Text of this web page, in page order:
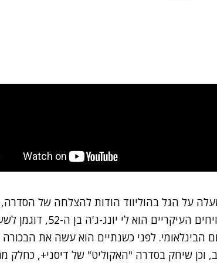
שעלה על הגל בהוליווד הודות להצלחה של
במקרה של "משחק הדיונון" אחד המרוויחים העיקריים הוא לי יונג-
הבינלאומי. לפני כשנתיים הוא עשה את הבכורה
שיחק בסדרה "האקוליט" של דיסני+, כחלק